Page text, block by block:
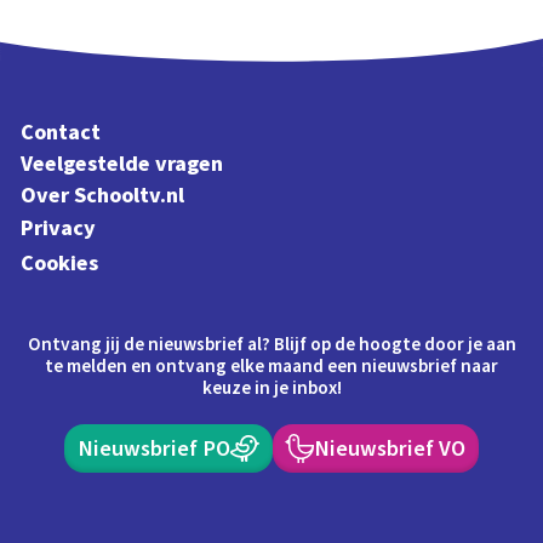
Contact
Veelgestelde vragen
Over Schooltv.nl
Privacy
Cookies
Ontvang jij de nieuwsbrief al? Blijf op de hoogte door je aan
te melden en ontvang elke maand een nieuwsbrief naar
keuze in je inbox!
Nieuwsbrief PO Nieuwsbrief VO